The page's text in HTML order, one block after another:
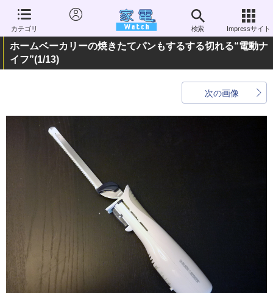
カテゴリ 検索 Impressサイト
ホームベーカリーの焼きたてパンもするする切れる“電動ナ
イフ”(1/13)
次の画像